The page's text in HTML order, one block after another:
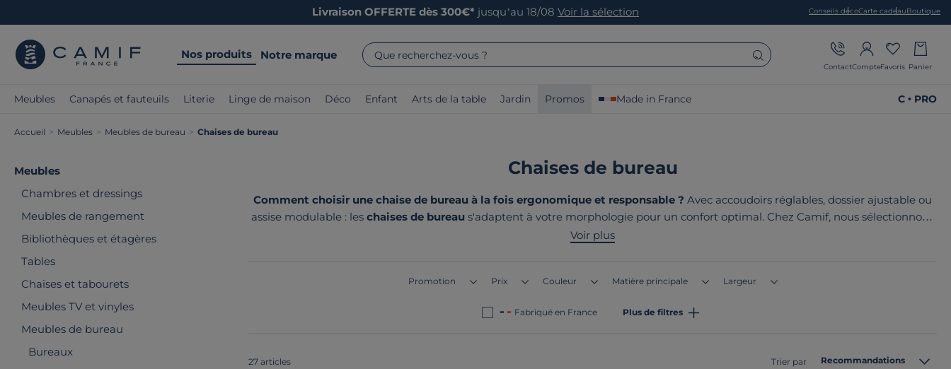
Livraison OFFERTE dès 300€* jusqu’au 18/08 Voir la sélection Conseils décoCarte cadeauBoutique
Nos produits Notre marque Que recherchez-vous ?
ContactCompteFavoris Panier
Meubles Canapés et fauteuils Literie Linge de maison Déco Enfant Arts de la table Jardin Promos Made in France C • PRO
Accueil > Meubles > Meubles de bureau > Chaises de bureau
Meubles
Chambres et dressings
Meubles de rangement
Bibliothèques et étagères
Tables
Chaises et tabourets
Meubles TV et vinyles
Meubles de bureau
Bureaux
Chaises de bureau
Comment choisir une chaise de bureau à la fois ergonomique et responsable ? Avec accoudoirs réglables, dossier ajustable ou
assise modulable : les chaises de bureau s'adaptent à votre morphologie pour un confort optimal. Chez Camif, nous sélectionnons
des modèles qui allient bien-être au travail et fabrication locale responsable. Le point commun de nos produits ? Ils sont tous
Voir plus
Promotion Prix Couleur Matière principale Largeur
Fabriqué en France Plus de filtres
27 articles Trier par Recommandations